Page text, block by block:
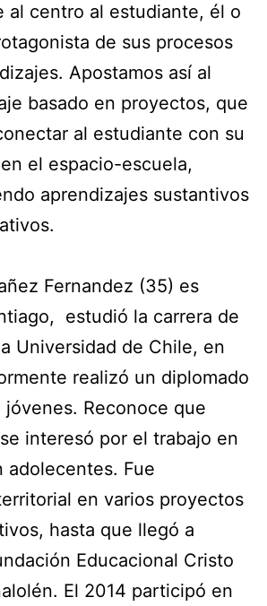
al centro al estudiante, él o
de sus procesos
Apostamos así al
basado en proyectos, que
al estudiante con su
el espacio-escuela,
aprendizajes sustantivos
Fernandez (35) es
estudió la carrera de
Universidad de Chile, en
realizó un diplomado
Reconoce que
interesó por el trabajo en
adolecentes. Fue
en varios proyectos
hasta que llegó a
Educacional Cristo
El 2014 participó en